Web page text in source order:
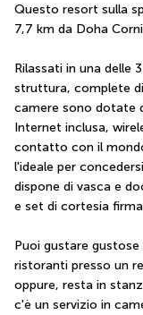
Questo resort sulla
7,7 km da Doha
Rilassati in una delle
struttura, complete
camere sono dotate
Internet inclusa,
contatto con il
l'ideale per
dispone di vasca e
e set di cortesia
Puoi gustare
ristoranti presso un
oppure, resta in
c'è un servizio in